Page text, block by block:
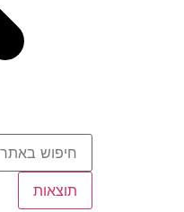
תוצאות